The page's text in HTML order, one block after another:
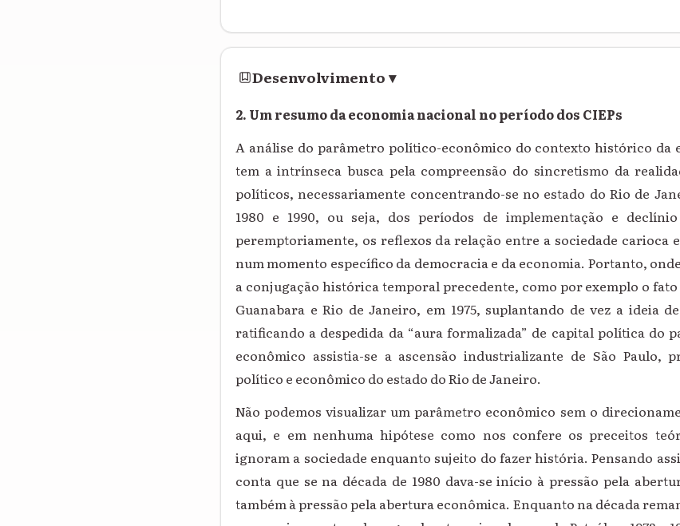
Desenvolvimento▾
2. Um resumo da economia nacional no período dos CIEPs
A análise do parâmetro político-econômico do contexto histórico da
tem a intrínseca busca pela compreensão do sincretismo da
políticos, necessariamente concentrando-se no estado do Rio de
1980 e 1990, ou seja, dos períodos de implementação e
peremptoriamente, os reflexos da relação entre a sociedade carioca
num momento específico da democracia e da economia. Portanto,
a conjugação histórica temporal precedente, como por exemplo o fato
Guanabara e Rio de Janeiro, em 1975, suplantando de vez a ideia
ratificando a despedida da “aura formalizada” de capital política do
econômico assistia-se a ascensão industrializante de São Paulo,
político e econômico do estado do Rio de Janeiro.
Não podemos visualizar um parâmetro econômico sem o
aqui, e em nenhuma hipótese como nos confere os preceitos
ignoram a sociedade enquanto sujeito do fazer história. Pensando
conta que se na década de 1980 dava-se início à pressão pela
também à pressão pela abertura econômica. Enquanto na década